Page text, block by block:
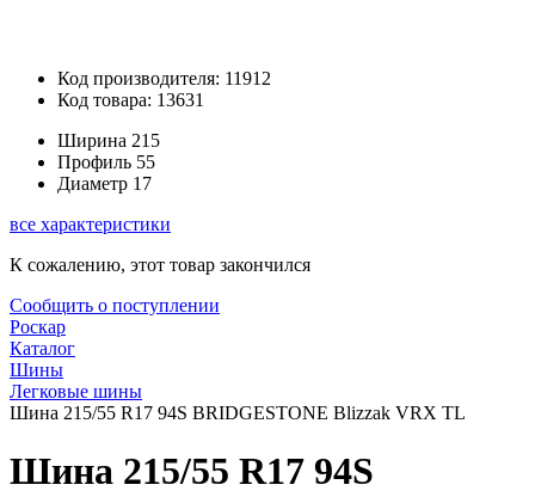
Код производителя: 11912
Код товара: 13631
Ширина 215
Профиль 55
Диаметр 17
все характеристики
К сожалению, этот товар закончился
Сообщить о поступлении
Роскар
Каталог
Шины
Легковые шины
Шина 215/55 R17 94S BRIDGESTONE Blizzak VRX TL
Шина 215/55 R17 94S